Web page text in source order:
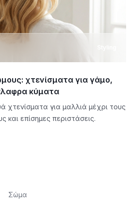
χτενίσματα για γάμο,
κύματα
χτενίσματα για μαλλιά μέχρι τους
και επίσημες περιστάσεις.
Σώμα